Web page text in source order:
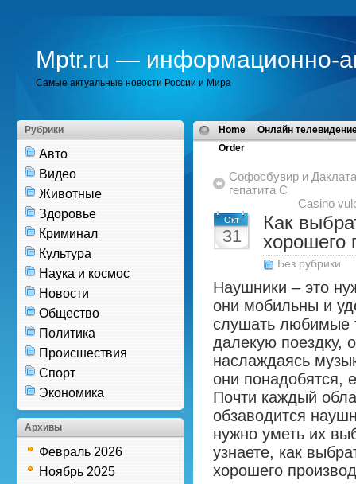
Mptr.ru — информационно-
Самые актуальные новости России и Мира
Рубрики
Авто
Видео
Животные
Здоровье
Криминал
Культура
Наука и космос
Новости
Общество
Политика
Происшествия
Спорт
Экономика
Архивы
Февраль 2026
Ноябрь 2025
Home
Онлайн
Order
Софосбувир и
гепатита С
Casino
Окт
31
Как
хорошего
Без рубрики
Наушники – это
они мобильны и
слушать любимые
далекую поездку,
наслаждаясь
они понадобятся,
Почти каждый
обзаводится
нужно уметь их
узнаете, как
хорошего